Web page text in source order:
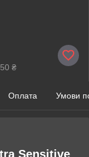
₴
Оплата Умови
Sensitive